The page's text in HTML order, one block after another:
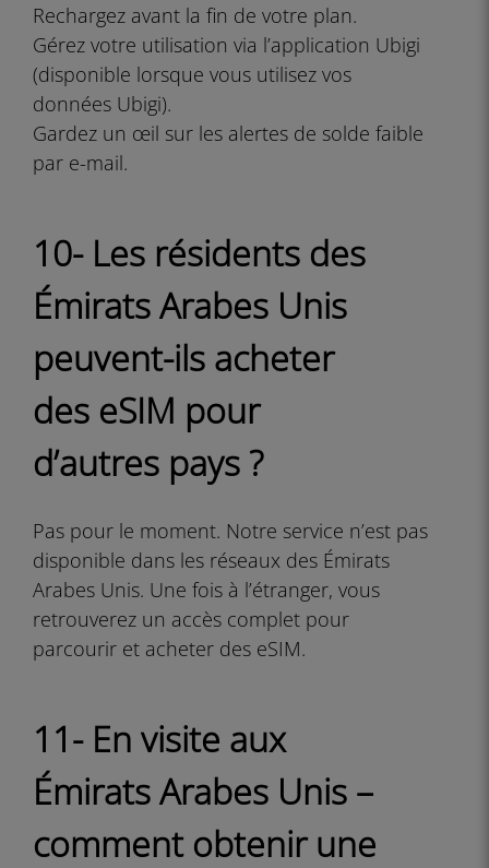
Rechargez avant la fin de votre plan.
Gérez votre utilisation via l’application Ubigi
(disponible lorsque vous utilisez vos
données Ubigi).
Gardez un œil sur les alertes de solde faible
par e-mail.
10- Les résidents des
Émirats Arabes Unis
peuvent-ils acheter
des eSIM pour
d’autres pays ?
Pas pour le moment. Notre service n’est pas
disponible dans les réseaux des Émirats
Arabes Unis. Une fois à l’étranger, vous
retrouverez un accès complet pour
parcourir et acheter des eSIM.
11- En visite aux
Émirats Arabes Unis –
comment obtenir une